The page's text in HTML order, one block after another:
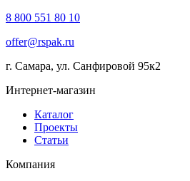
8 800 551 80 10
offer@rspak.ru
г. Самара, ул. Санфировой 95к2
Интернет-магазин
Каталог
Проекты
Статьи
Компания